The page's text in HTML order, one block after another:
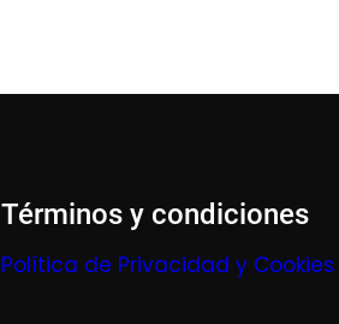
Términos y condiciones
Política de Privacidad y Cookies